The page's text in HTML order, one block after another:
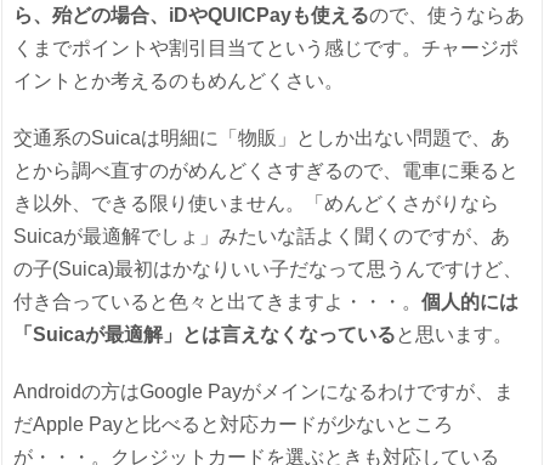
ら、殆どの場合、iDやQUICPayも使えるので、使うならあ
くまでポイントや割引目当てという感じです。チャージポ
イントとか考えるのもめんどくさい。
交通系のSuicaは明細に「物販」としか出ない問題で、あ
とから調べ直すのがめんどくさすぎるので、電車に乗ると
き以外、できる限り使いません。「めんどくさがりなら
Suicaが最適解でしょ」みたいな話よく聞くのですが、あ
の子(Suica)最初はかなりいい子だなって思うんですけど、
付き合っていると色々と出てきますよ・・・。個人的には
「Suicaが最適解」とは言えなくなっていると思います。
Androidの方はGoogle Payがメインになるわけですが、ま
だApple Payと比べると対応カードが少ないところ
が・・・。クレジットカードを選ぶときも対応している